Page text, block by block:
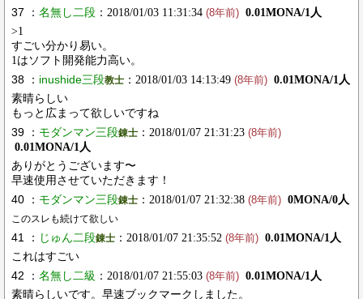
37 ： 名無し二段 ：2018/01/03 11:31:34 (8年前) 0.01MONA/1人
>1
すごい分かり易い。
1はソフト開発能力高い。
38 ： inushide三段教士 ：2018/01/03 14:13:49 (8年前) 0.01MONA/1人
素晴らしい
もっと広まって欲しいですね
39 ： モダンマン三段錬士 ：2018/01/07 21:31:23 (8年前)
0.01MONA/1人
ありがとうございます〜
早速使用させていただきます！
40 ： モダンマン三段錬士 ：2018/01/07 21:32:38 (8年前) 0MONA/0人
このスレも続けて欲しい
41 ： じゅん二段錬士 ：2018/01/07 21:35:52 (8年前) 0.01MONA/1人
これはすごい
42 ： 名無し二級 ：2018/01/07 21:55:03 (8年前) 0.01MONA/1人
素晴らしいです。早速ブックマークしました。